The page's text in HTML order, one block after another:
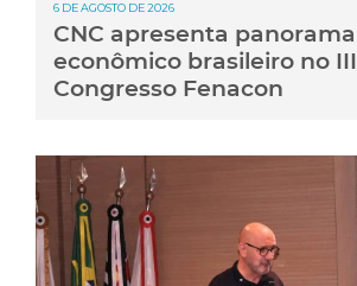
6 DE AGOSTO DE 2026
CNC apresenta panorama
econômico brasileiro no III
Congresso Fenacon